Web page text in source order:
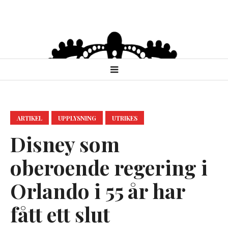
ARTIKEL UPPLYSNING UTRIKES
Disney som
oberoende regering i
Orlando i 55 år har
fått ett slut